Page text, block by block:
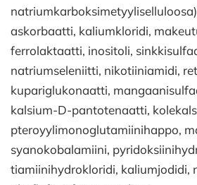
askorbaatti, kaliumkloridi,
ferrolaktaatti, inositoli,
natriumseleniitti, nikotiiniamidi,
kupariglukonaatti,
kalsium-D-pantotenaatti,
pteroyylimonoglutamiinihappo,
syanokobalamiini,
tiamiinihydrokloridi, kaliumjodidi,